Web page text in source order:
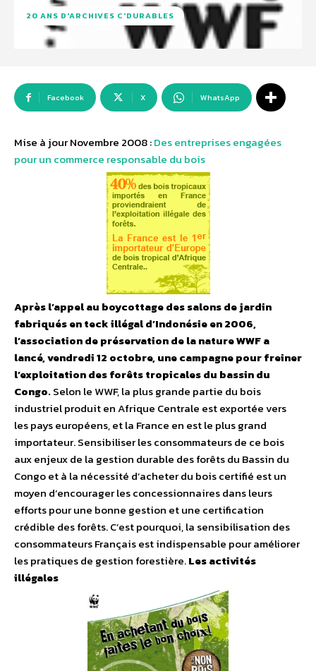
20 ANS D'ARCHIVES C'DURABLES
Facebook X WhatsApp
Mise à jour Novembre 2008 :Des entreprises engagées
pour un commerce responsable du bois
Après l’appel au boycottage des salons de jardin
fabriqués en teck illégal d’Indonésie en 2006,
l’association de préservation de la nature WWF a
lancé, vendredi 12 octobre, une campagne pour freiner
l’exploitation des forêts tropicales du bassin du
Congo.Selon le WWF, la plus grande partie du bois
industriel produit en Afrique Centrale est exportée vers
les pays européens, et la France en est le plus grand
importateur. Sensibiliser les consommateurs de ce bois
aux enjeux de la gestion durable des forêts du Bassin du
Congo et à la nécessité d’acheter du bois certifié est un
moyen d’encourager les concessionnaires dans leurs
efforts pour une bonne gestion et une certification
crédible des forêts. C’est pourquoi, la sensibilisation des
consommateurs Français est indispensable pour améliorer
les pratiques de gestion forestière.Les activités
illégales